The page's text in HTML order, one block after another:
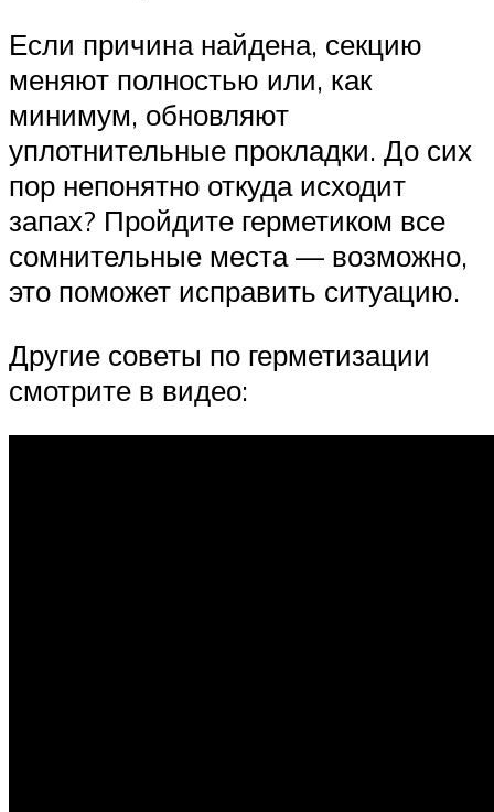
Если причина найдена, секцию
меняют полностью или, как
минимум, обновляют
уплотнительные прокладки. До сих
пор непонятно откуда исходит
запах? Пройдите герметиком все
сомнительные места — возможно,
это поможет исправить ситуацию.
Другие советы по герметизации
смотрите в видео: